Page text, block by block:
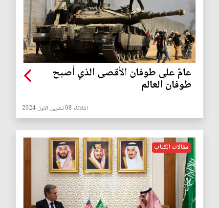
عامٌ على طوفان الأقصى الذي أصبح
طوفان العالم
الثلاثاء 08 تشرين الاول 2024
مقالات الكتاب